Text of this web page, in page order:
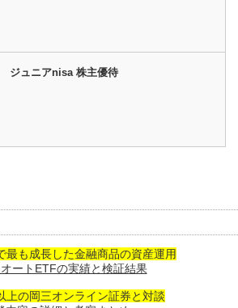
ジュニアnisa 株主優待
最も成長した金融商品の資産運用
オートETFの実績と検証結果
上の岡三オンライン証券と対談